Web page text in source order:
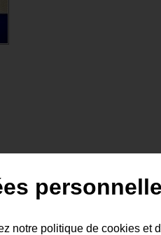
notre politique de cookies et